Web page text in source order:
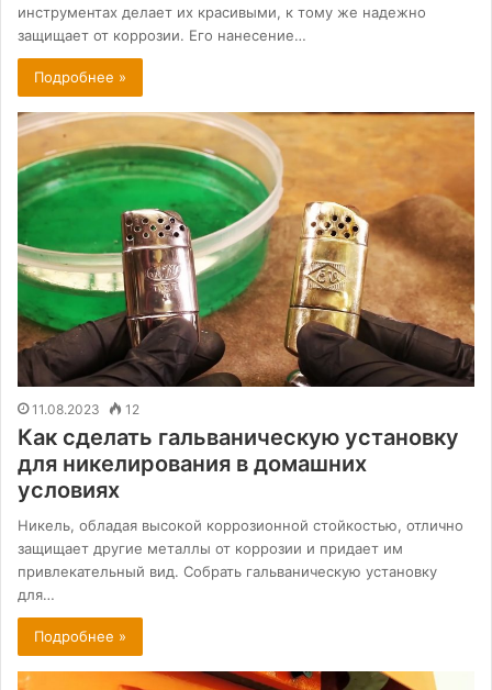
инструментах делает их красивыми, к тому же надежно
защищает от коррозии. Его нанесение…
Подробнее »
11.08.2023 12
Как сделать гальваническую установку
для никелирования в домашних
условиях
Никель, обладая высокой коррозионной стойкостью, отлично
защищает другие металлы от коррозии и придает им
привлекательный вид. Собрать гальваническую установку
для…
Подробнее »